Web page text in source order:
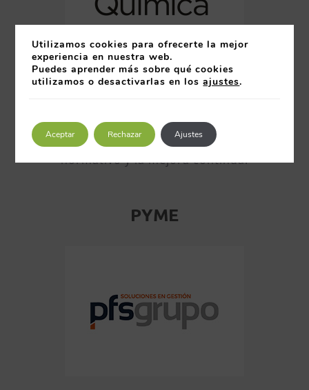
Reconocimiento en la categoría «gran
Por su labor y compromiso con los
modelos de gestión, el cumplimiento
normativo y la mejora continua.
PYME
Utilizamos cookies para ofrecerte la mejor
experiencia en nuestra web.
Puedes aprender más sobre qué cookies
utilizamos o desactivarlas en losajustes.
Aceptar Rechazar Ajustes